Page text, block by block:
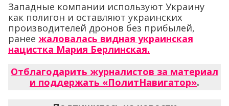
Западные компании используют Украину
как полигон и оставляют украинских
производителей дронов без прибылей,
ранее жаловалась видная украинская
нацистка Мария Берлинская.
Отблагодарить журналистов за материал
и поддержать «ПолитНавигатор».